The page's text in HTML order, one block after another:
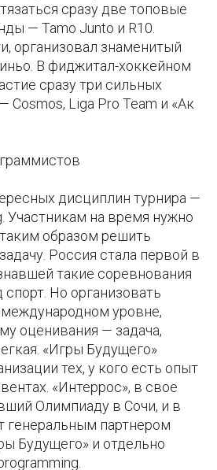
сразу две топовые
— Tamo Junto и R10.
организовал знаменитый
В фиджитал-хоккейном
сразу три сильных
Cosmos, Liga Pro Team и «Ак
дисциплин турнира —
Участникам на время нужно
образом решить
Россия стала первой в
такие соревнования
Но организовать
уровне,
оценивания — задача,
«Игры Будущего»
тех, у кого есть опыт
«Интеррос», в свое
Олимпиаду в Сочи, и в
генеральным партнером
Будущего» и отдельно